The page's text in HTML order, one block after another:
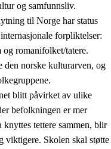
og samfunnsliv.
til Norge har status
forpliktelser:
romanifolket/tatere.
den norske kulturarven, og
blitt påvirket av ulike
befolkningen er mer
knyttes tettere sammen, blir
viktigere. Skolen skal støtte